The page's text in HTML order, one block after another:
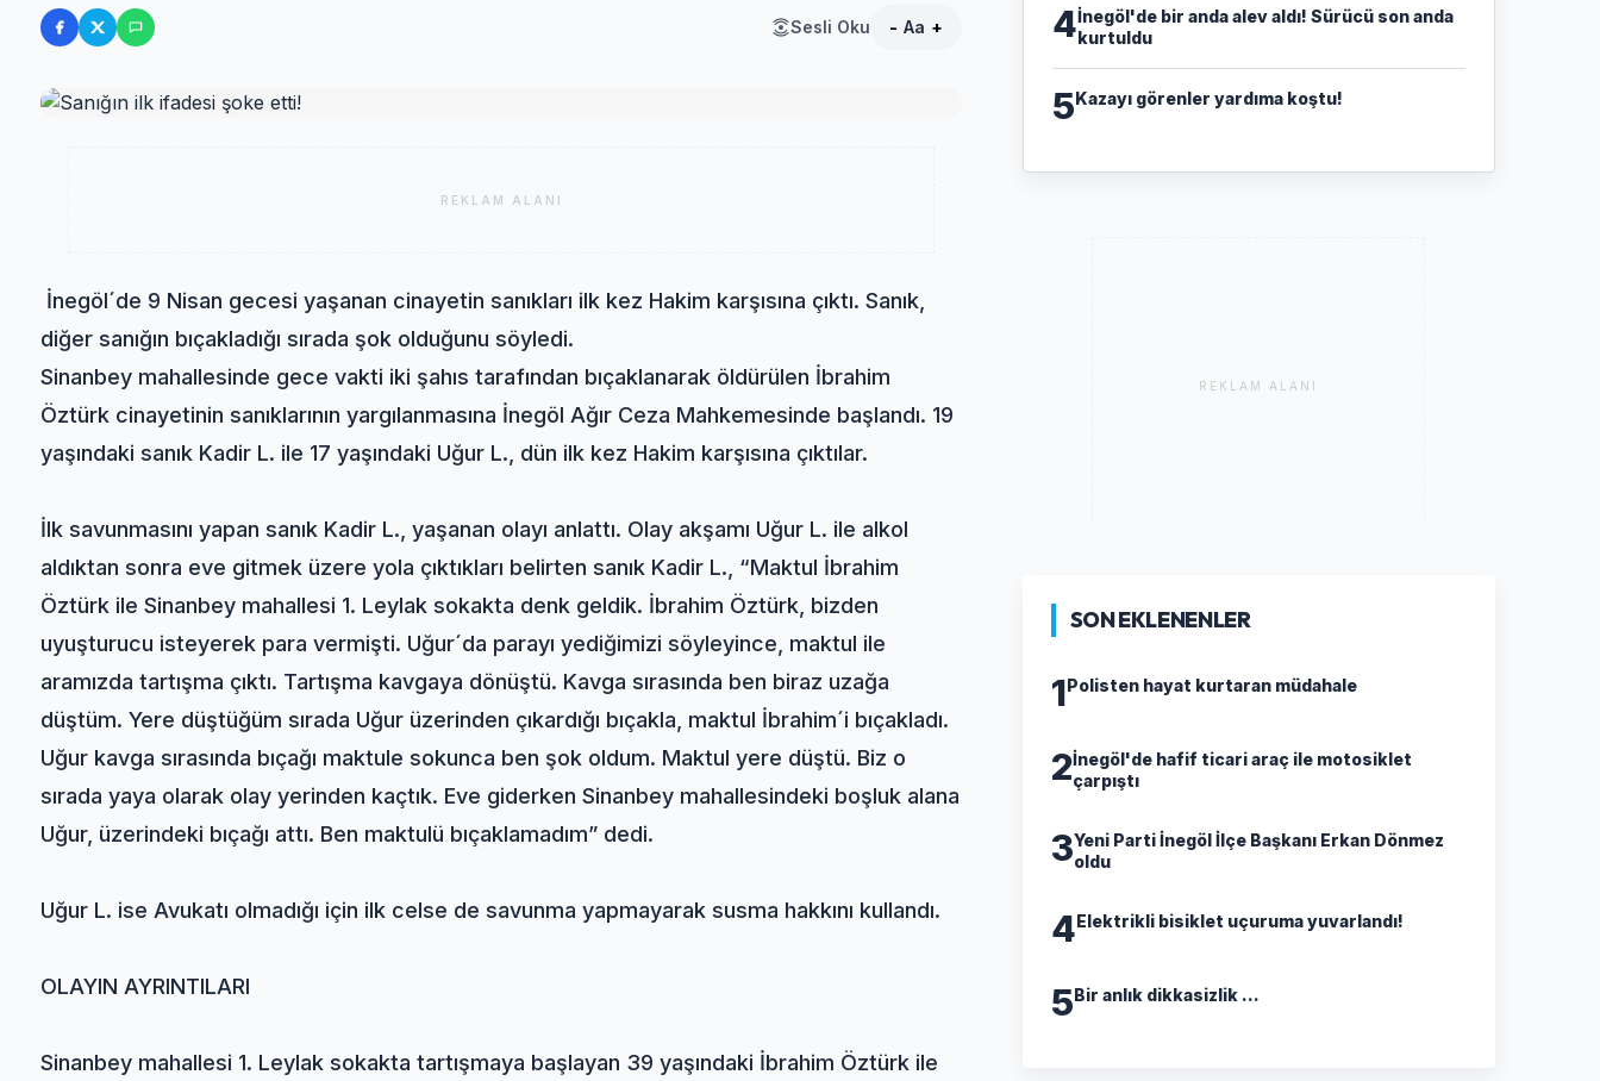
Sesli Oku - Aa +
REKLAM ALANI
İnegöl´de 9 Nisan gecesi yaşanan cinayetin sanıkları ilk kez Hakim karşısına çıktı. Sanık,
diğer sanığın bıçakladığı sırada şok olduğunu söyledi.
Sinanbey mahallesinde gece vakti iki şahıs tarafından bıçaklanarak öldürülen İbrahim
Öztürk cinayetinin sanıklarının yargılanmasına İnegöl Ağır Ceza Mahkemesinde başlandı. 19
yaşındaki sanık Kadir L. ile 17 yaşındaki Uğur L., dün ilk kez Hakim karşısına çıktılar.
İlk savunmasını yapan sanık Kadir L., yaşanan olayı anlattı. Olay akşamı Uğur L. ile alkol
aldıktan sonra eve gitmek üzere yola çıktıkları belirten sanık Kadir L., “Maktul İbrahim
Öztürk ile Sinanbey mahallesi 1. Leylak sokakta denk geldik. İbrahim Öztürk, bizden
uyuşturucu isteyerek para vermişti. Uğur´da parayı yediğimizi söyleyince, maktul ile
aramızda tartışma çıktı. Tartışma kavgaya dönüştü. Kavga sırasında ben biraz uzağa
düştüm. Yere düştüğüm sırada Uğur üzerinden çıkardığı bıçakla, maktul İbrahim´i bıçakladı.
Uğur kavga sırasında bıçağı maktule sokunca ben şok oldum. Maktul yere düştü. Biz o
sırada yaya olarak olay yerinden kaçtık. Eve giderken Sinanbey mahallesindeki boşluk alana
Uğur, üzerindeki bıçağı attı. Ben maktulü bıçaklamadım” dedi.
Uğur L. ise Avukatı olmadığı için ilk celse de savunma yapmayarak susma hakkını kullandı.
OLAYIN AYRINTILARI
Sinanbey mahallesi 1. Leylak sokakta tartışmaya başlayan 39 yaşındaki İbrahim Öztürk ile
4İnegöl'de bir anda alev aldı! Sürücü son anda
kurtuldu
5Kazayı görenler yardıma koştu!
REKLAM ALANI
SON EKLENENLER
1Polisten hayat kurtaran müdahale
2İnegöl'de hafif ticari araç ile motosiklet
çarpıştı
3Yeni Parti İnegöl İlçe Başkanı Erkan Dönmez
oldu
4Elektrikli bisiklet uçuruma yuvarlandı!
5Bir anlık dikkasizlik ...